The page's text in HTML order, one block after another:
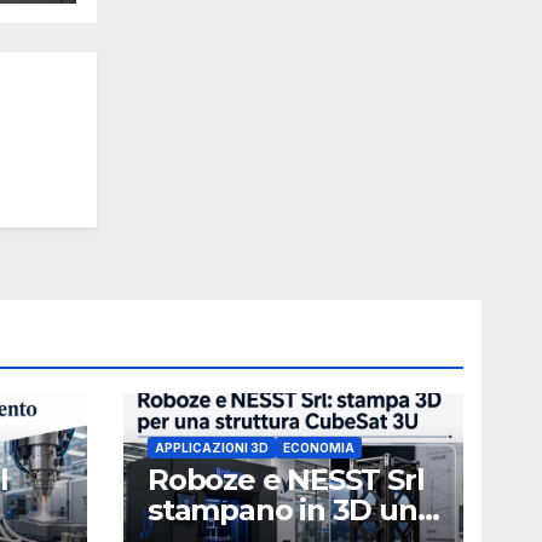
APPLICAZIONI 3D ECONOMIA
Roboze e NESST Srl
stampano in 3D una